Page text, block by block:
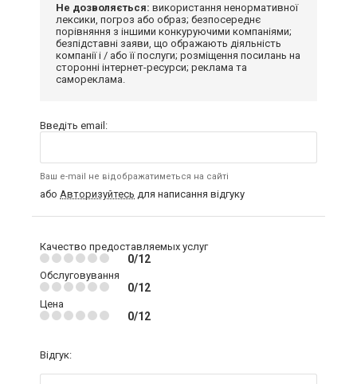
Не дозволяється: використання ненормативної
лексики, погроз або образ; безпосереднє
порівняння з іншими конкуруючими компаніями;
безпідставні заяви, що ображають діяльність
компанії і / або її послуги; розміщення посилань на
сторонні інтернет-ресурси; реклама та
самореклама.
Введіть email:
Ваш e-mail не відображатиметься на сайті
або Авторизуйтесь для написання відгуку
Качество предоставляемых услуг
0/12
Обслуговування
0/12
Цена
0/12
Відгук: